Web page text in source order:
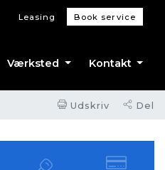
Leasing Book service
Værksted Kontakt
Udskriv Del